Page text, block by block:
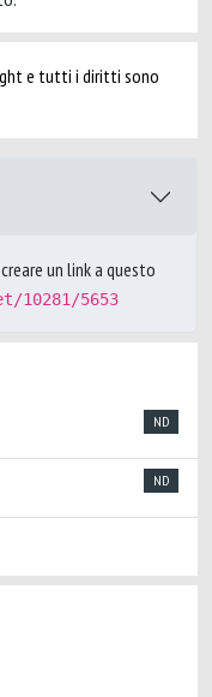
e tutti i diritti sono
un link a questo
10281/5653
ND
ND